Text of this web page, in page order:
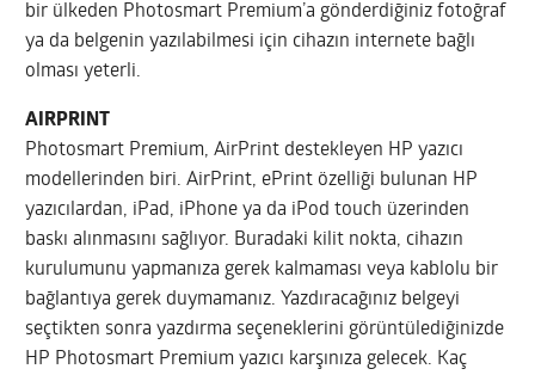
bir ülkeden Photosmart Premium’a gönderdiğiniz fotoğraf
ya da belgenin yazılabilmesi için cihazın internete bağlı
olması yeterli.
AIRPRINT
Photosmart Premium, AirPrint destekleyen HP yazıcı
modellerinden biri. AirPrint, ePrint özelliği bulunan HP
yazıcılardan, iPad, iPhone ya da iPod touch üzerinden
baskı alınmasını sağlıyor. Buradaki kilit nokta, cihazın
kurulumunu yapmanıza gerek kalmaması veya kablolu bir
bağlantıya gerek duymamanız. Yazdıracağınız belgeyi
seçtikten sonra yazdırma seçeneklerini görüntülediğinizde
HP Photosmart Premium yazıcı karşınıza gelecek. Kaç